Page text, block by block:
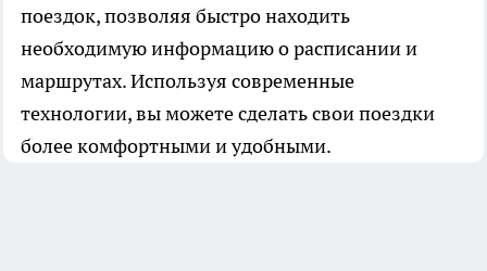
поездок, позволяя быстро находить
необходимую информацию о расписании и
маршрутах. Используя современные
технологии, вы можете сделать свои поездки
более комфортными и удобными.